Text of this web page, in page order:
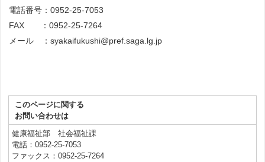
電話番号：0952-25-7053
FAX ：0952-25-7264
メール ：syakaifukushi@pref.saga.lg.jp
このページに関する
お問い合わせは
健康福祉部 社会福祉課
電話：0952-25-7053
ファックス：0952-25-7264